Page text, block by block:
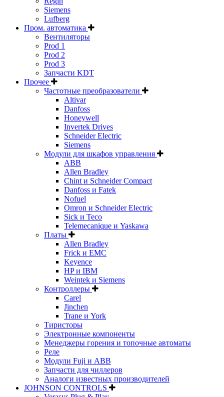
Siemens
Lufberg
Пром. автоматика
Вентиляторы
Prod 1
Prod 2
Prod 3
Запчасти KDT
Прочее
Частотные преобразователи
Altivar
Danfoss
Honeywell
Invertek Drives
Schneider Electric
Siemens
Модули для шкафов управления
ABB
Allen Bradley
Chint и Schneider Compact
Danfoss и Fatek
Nofuel
Omron и Schneider Electric
Sick и Teco
Telemecanique и Yaskawa
Платы
Allen Bradley
Frick и EMC
Keyence
HP и IBM
Weintek и Siemens
Контроллеры
Carel
Jinchen
Trane и York
Тиристоры
Электронные компоненты
Менеджеры горения и топочные автоматы
Реле
Модули Fuji и ABB
Запчасти для чиллеров
Аналоги известных производителей
JOHNSON CONTROLS